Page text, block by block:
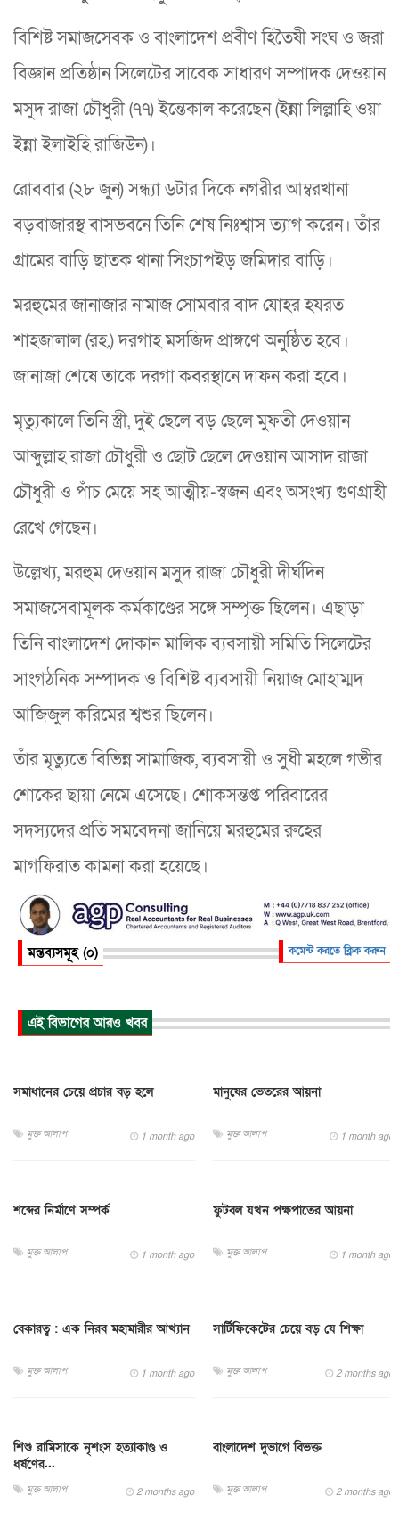
বিশিষ্ট সমাজসেবক ও বাংলাদেশ প্রবীণ হিতৈষী সংঘ ও জরা
বিজ্ঞান প্রতিষ্ঠান সিলেটের সাবেক সাধারণ সম্পাদক দেওয়ান
মসুদ রাজা চৌধুরী (৭৭) ইন্তেকাল করেছেন (ইন্না লিল্লাহি ওয়া
ইন্না ইলাইহি রাজিউন)।
রোববার (২৮ জুন) সন্ধ্যা ৬টার দিকে নগরীর আম্বরখানা
বড়বাজারস্থ বাসভবনে তিনি শেষ নিঃশ্বাস ত্যাগ করেন। তাঁর
গ্রামের বাড়ি ছাতক থানা সিংচাপইড় জমিদার বাড়ি।
মরহুমের জানাজার নামাজ সোমবার বাদ যোহর হযরত
শাহজালাল (রহ.) দরগাহ মসজিদ প্রাঙ্গণে অনুষ্ঠিত হবে।
জানাজা শেষে তাকে দরগা কবরস্থানে দাফন করা হবে।
মৃত্যুকালে তিনি স্ত্রী, দুই ছেলে বড় ছেলে মুফতী দেওয়ান
আব্দুল্লাহ রাজা চৌধুরী ও ছোট ছেলে দেওয়ান আসাদ রাজা
চৌধুরী ও পাঁচ মেয়ে সহ আত্মীয়-স্বজন এবং অসংখ্য গুণগ্রাহী
রেখে গেছেন।
উল্লেখ্য, মরহুম দেওয়ান মসুদ রাজা চৌধুরী দীর্ঘদিন
সমাজসেবামূলক কর্মকাণ্ডের সঙ্গে সম্পৃক্ত ছিলেন। এছাড়া
তিনি বাংলাদেশ দোকান মালিক ব্যবসায়ী সমিতি সিলেটের
সাংগঠনিক সম্পাদক ও বিশিষ্ট ব্যবসায়ী নিয়াজ মোহাম্মদ
আজিজুল করিমের শ্বশুর ছিলেন।
তাঁর মৃত্যুতে বিভিন্ন সামাজিক, ব্যবসায়ী ও সুধী মহলে গভীর
শোকের ছায়া নেমে এসেছে। শোকসন্তপ্ত পরিবারের
সদস্যদের প্রতি সমবেদনা জানিয়ে মরহুমের রুহের
মাগফিরাত কামনা করা হয়েছে।
মন্তব্যসমূহ (০) কমেন্ট করতে ক্লিক করুন
এই বিভাগের আরও খবর
সমাধানের চেয়ে প্রচার বড় হলে
মুক্ত আলাপ 1 month ago
মানুষের ভেতরের আয়না
মুক্ত আলাপ 1 month ago
শব্দের নির্মাণে সম্পর্ক
মুক্ত আলাপ 1 month ago
ফুটবল যখন পক্ষপাতের আয়না
মুক্ত আলাপ 1 month ago
বেকারত্ব : এক নিরব মহামারীর আখ্যান
মুক্ত আলাপ 1 month ago
সার্টিফিকেটের চেয়ে বড় যে শিক্ষা
মুক্ত আলাপ 2 months ago
শিশু রামিসাকে নৃশংস হত্যাকাণ্ড ও
ধর্ষণের...
মুক্ত আলাপ 2 months ago
বাংলাদেশ দুভাগে বিভক্ত
মুক্ত আলাপ 2 months ago